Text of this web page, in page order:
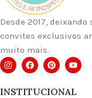
Desde 2017,
convites exclusivos
muito mais.
INSTITUCIONAL